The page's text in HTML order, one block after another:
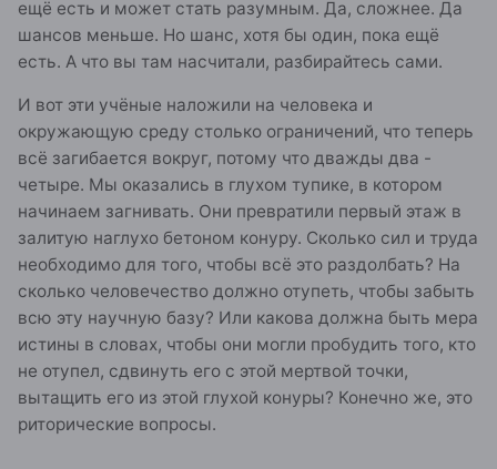
ещё есть и может стать разумным. Да, сложнее. Да
шансов меньше. Но шанс, хотя бы один, пока ещё
есть. А что вы там насчитали, разбирайтесь сами.
И вот эти учёные наложили на человека и
окружающую среду столько ограничений, что теперь
всё загибается вокруг, потому что дважды два -
четыре. Мы оказались в глухом тупике, в котором
начинаем загнивать. Они превратили первый этаж в
залитую наглухо бетоном конуру. Сколько сил и труда
необходимо для того, чтобы всё это раздолбать? На
сколько человечество должно отупеть, чтобы забыть
всю эту научную базу? Или какова должна быть мера
истины в словах, чтобы они могли пробудить того, кто
не отупел, сдвинуть его с этой мертвой точки,
вытащить его из этой глухой конуры? Конечно же, это
риторические вопросы.